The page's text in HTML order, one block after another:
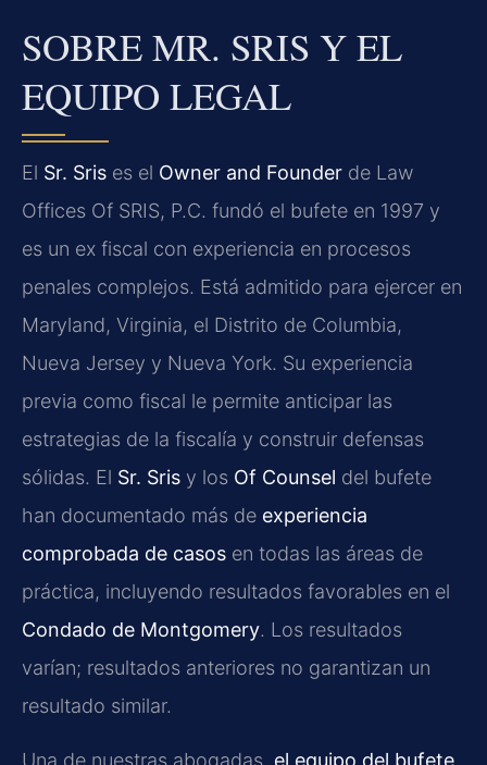
SOBRE MR. SRIS Y EL
EQUIPO LEGAL
El Sr. Sris es el Owner and Founder de Law
Offices Of SRIS, P.C. fundó el bufete en 1997 y
es un ex fiscal con experiencia en procesos
penales complejos. Está admitido para ejercer en
Maryland, Virginia, el Distrito de Columbia,
Nueva Jersey y Nueva York. Su experiencia
previa como fiscal le permite anticipar las
estrategias de la fiscalía y construir defensas
sólidas. El Sr. Sris y los Of Counsel del bufete
han documentado más de experiencia
comprobada de casos en todas las áreas de
práctica, incluyendo resultados favorables en el
Condado de Montgomery. Los resultados
varían; resultados anteriores no garantizan un
resultado similar.
Una de nuestras abogadas, el equipo del bufete